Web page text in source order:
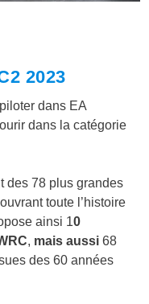
2023
dans EA
dans la catégorie
des 78 plus grandes
toute l’histoire
ainsi 10
, mais aussi68
des 60 années